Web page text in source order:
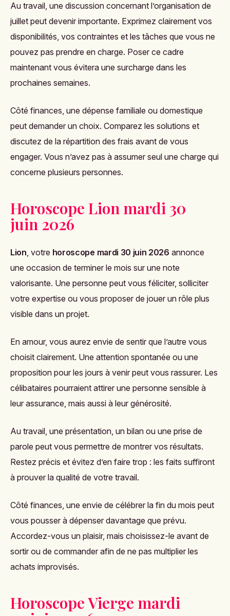
Au travail, une discussion concernant l’organisation de
juillet peut devenir importante. Exprimez clairement vos
disponibilités, vos contraintes et les tâches que vous ne
pouvez pas prendre en charge. Poser ce cadre
maintenant vous évitera une surcharge dans les
prochaines semaines.
Côté finances, une dépense familiale ou domestique
peut demander un choix. Comparez les solutions et
discutez de la répartition des frais avant de vous
engager. Vous n’avez pas à assumer seul une charge qui
concerne plusieurs personnes.
Horoscope Lion mardi 30
juin 2026
Lion, votre horoscope mardi 30 juin 2026 annonce
une occasion de terminer le mois sur une note
valorisante. Une personne peut vous féliciter, solliciter
votre expertise ou vous proposer de jouer un rôle plus
visible dans un projet.
En amour, vous aurez envie de sentir que l’autre vous
choisit clairement. Une attention spontanée ou une
proposition pour les jours à venir peut vous rassurer. Les
célibataires pourraient attirer une personne sensible à
leur assurance, mais aussi à leur générosité.
Au travail, une présentation, un bilan ou une prise de
parole peut vous permettre de montrer vos résultats.
Restez précis et évitez d’en faire trop : les faits suffiront
à prouver la qualité de votre travail.
Côté finances, une envie de célébrer la fin du mois peut
vous pousser à dépenser davantage que prévu.
Accordez-vous un plaisir, mais choisissez-le avant de
sortir ou de commander afin de ne pas multiplier les
achats improvisés.
Horoscope Vierge mardi